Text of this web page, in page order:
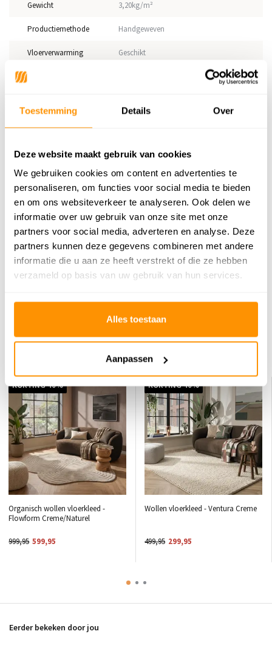
Toestemming Details Over
Deze website maakt gebruik van cookies
We gebruiken cookies om content en advertenties te
personaliseren, om functies voor social media te bieden
en om ons websiteverkeer te analyseren. Ook delen we
informatie over uw gebruik van onze site met onze
partners voor social media, adverteren en analyse. Deze
partners kunnen deze gegevens combineren met andere
informatie die u aan ze heeft verstrekt of die ze hebben
verzameld op basis van uw gebruik van hun services.
Alles toestaan
Aanpassen
Adviesprijs769,95
459,95 40% Je bespaart 310 euro
Gewicht 3,20kg/m²
Productiemethode Handgeweven
Vloerverwarming Geschikt
Anti allergie Nee
Reviews
0/ 5 Gemiddelde uit 0 beoordelingen
Dit vind je misschien ook leuk
KORTING 40%
Organisch wollen vloerkleed -
Flowform Creme/Naturel
999,95 599,95
KORTING 40%
Wollen vloerkleed - Ventura Creme
499,95 299,95
Eerder bekeken door jou